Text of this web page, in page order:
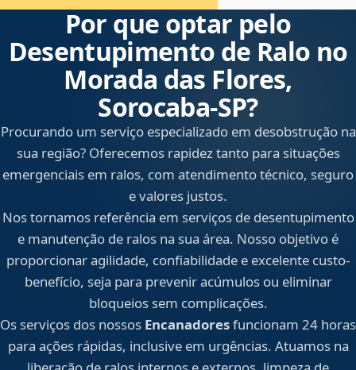
Por que optar pelo
Desentupimento de Ralo no
Morada das Flores,
Sorocaba‑SP?
Procurando um serviço especializado em desobstrução na
sua região? Oferecemos rapidez tanto para situações
emergenciais em ralos, com atendimento técnico, seguro
e valores justos.
Nos tornamos referência em serviços de desentupimento
e manutenção de ralos na sua área. Nosso objetivo é
proporcionar agilidade, confiabilidade e excelente custo-
benefício, seja para prevenir acúmulos ou eliminar
bloqueios sem complicações.
Os serviços dos nossos Encanadoresfuncionam 24 horas
para ações rápidas, inclusive em urgências. Atuamos na